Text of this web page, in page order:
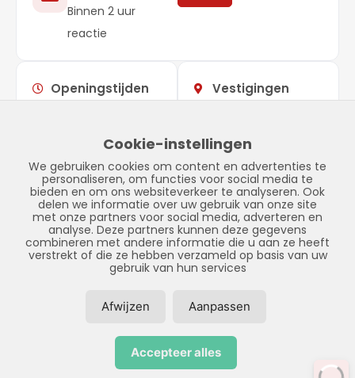
Binnen 2 uur
reactie
Openingstijden
ZondagGesloten
Vestigingen
Tinnegieter 7
9502 EX Stadskanaal
© Copyright 2026 – LPFS – Privacybeleid–
Sitemap
Realisatie door: SiteOnline
Cookie-instellingen
We gebruiken cookies om content en advertenties te
personaliseren, om functies voor social media te
bieden en om ons websiteverkeer te analyseren. Ook
delen we informatie over uw gebruik van onze site
met onze partners voor social media, adverteren en
analyse. Deze partners kunnen deze gegevens
combineren met andere informatie die u aan ze heeft
verstrekt of die ze hebben verzameld op basis van uw
gebruik van hun services
Afwijzen Aanpassen
Accepteer alles